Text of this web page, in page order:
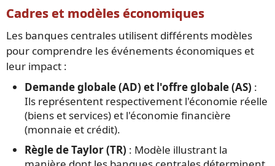
Cadres et modèles économiques
Les banques centrales utilisent différents modèles
pour comprendre les événements économiques et
leur impact :
Demande globale (AD) et l'offre globale (AS) :
Ils représentent respectivement l'économie réelle
(biens et services) et l'économie financière
(monnaie et crédit).
Règle de Taylor (TR) : Modèle illustrant la